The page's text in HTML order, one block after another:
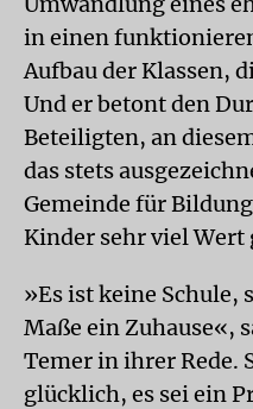
in einen
Aufbau der Klassen,
Und er betont den
Beteiligten, an
das stets
Gemeinde für
Kinder sehr viel Wert
»Es ist keine Schule,
Maße ein Zuhause«,
Temer in ihrer Rede.
glücklich, es sei ein